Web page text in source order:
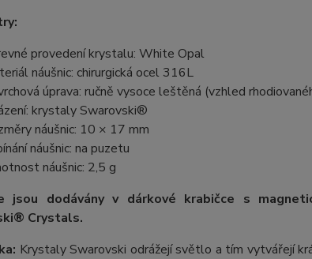
provedení krystalu: White Opal
náušnic: chirurgická ocel 316L
úprava: ručně vysoce leštěná (vzhled
krystaly Swarovski®
náušnic: 10 × 17 mm
náušnic: na puzetu
náušnic: 2,5 g
jsou dodávány v dárkové krabičce s
Crystals.
Krystaly Swarovski odrážejí světlo a tím vytvářejí